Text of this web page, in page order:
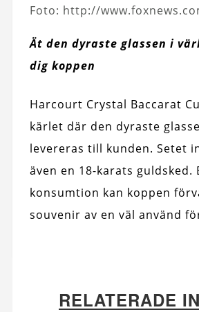
Foto: http://
Ät den dyraste glassen i
dig koppen
Harcourt Crystal Baccarat
kärlet där den dyraste
levereras till kunden. Setet
även en 18-karats guldsked.
konsumtion kan koppen
souvenir av en väl använd
RELATERADE